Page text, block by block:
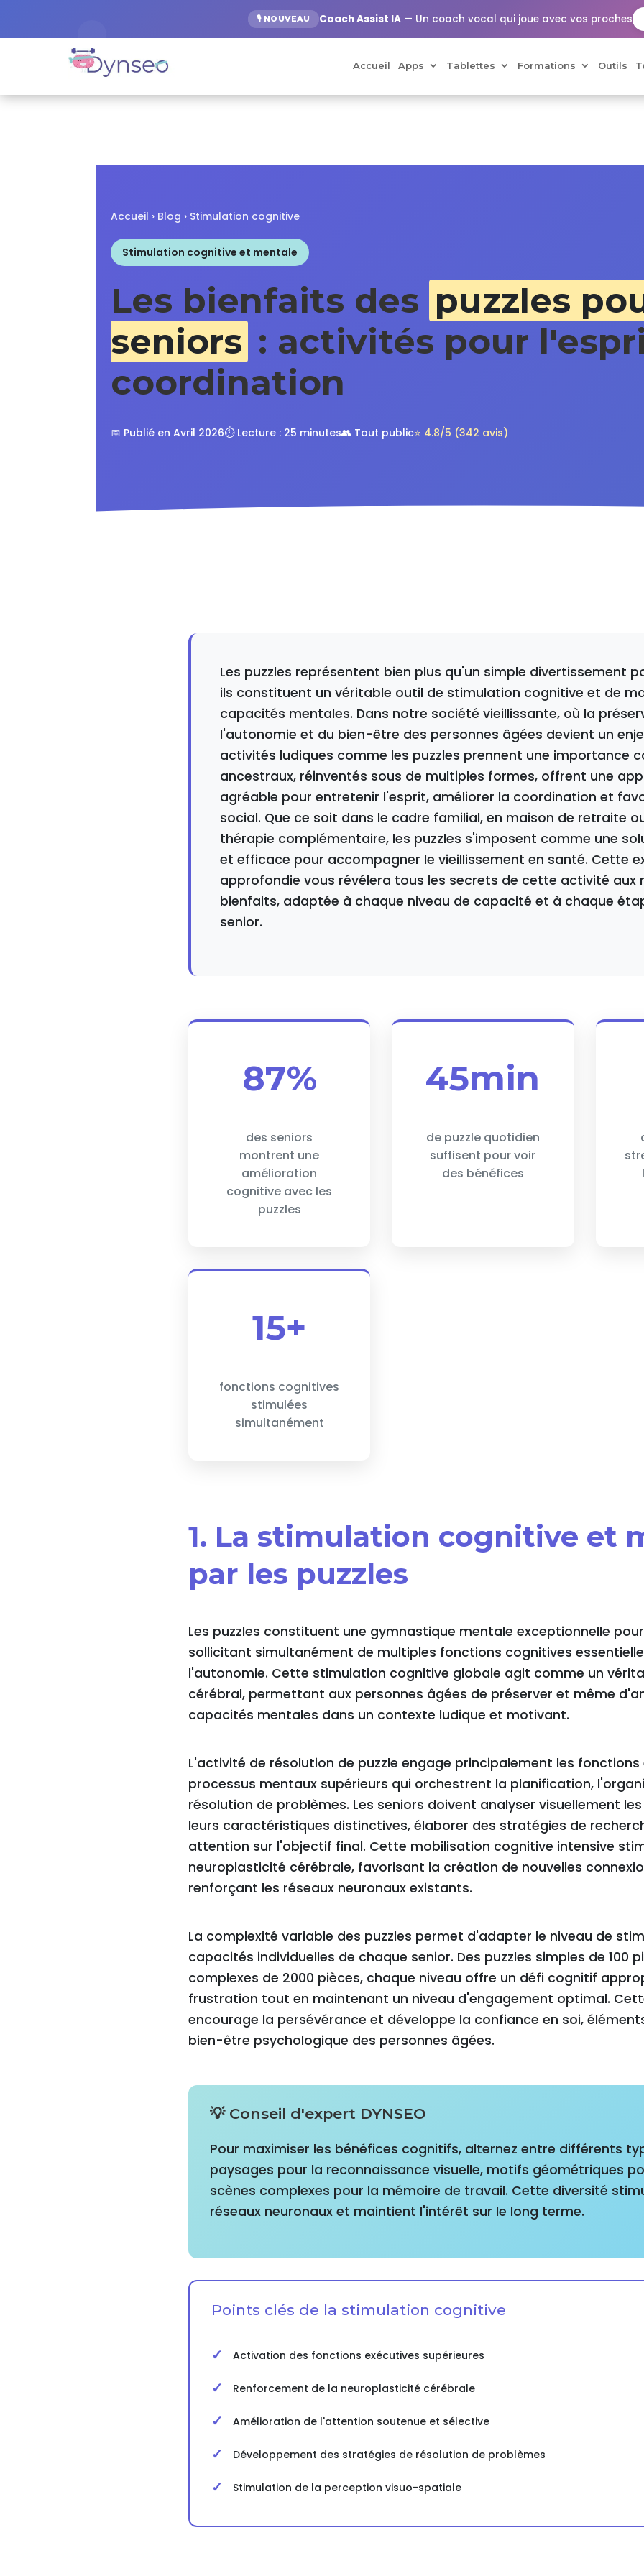
🎙️ NOUVEAU Coach Assist IA— Un coach vocal qui joue avec vos proches
Accueil Apps Tablettes Formations Outils
Accueil › Blog › Stimulation cognitive
Stimulation cognitive et mentale
Les bienfaits des puzzles
seniors : activités pour
coordination
📅 Publié en Avril 2026⏱️ Lecture : 25 minutes👥 Tout public⭐ 4.8/5 (342 avis)
Les puzzles représentent bien plus qu'un simple divertissement
ils constituent un véritable outil de stimulation cognitive et de
capacités mentales. Dans notre société vieillissante, où la
l'autonomie et du bien-être des personnes âgées devient un
activités ludiques comme les puzzles prennent une importance
ancestraux, réinventés sous de multiples formes, offrent une
agréable pour entretenir l'esprit, améliorer la coordination et
social. Que ce soit dans le cadre familial, en maison de retraite
thérapie complémentaire, les puzzles s'imposent comme une
et efficace pour accompagner le vieillissement en santé. Cette
approfondie vous révélera tous les secrets de cette activité aux
bienfaits, adaptée à chaque niveau de capacité et à chaque
senior.
87%
des seniors
montrent une
amélioration
cognitive avec les
puzzles
45min
de puzzle quotidien
suffisent pour voir
des bénéfices
15+
fonctions cognitives
stimulées
simultanément
1. La stimulation cognitive et
par les puzzles
Les puzzles constituent une gymnastique mentale exceptionnelle
sollicitant simultanément de multiples fonctions cognitives
l'autonomie. Cette stimulation cognitive globale agit comme un
cérébral, permettant aux personnes âgées de préserver et même
capacités mentales dans un contexte ludique et motivant.
L'activité de résolution de puzzle engage principalement les fonctions
processus mentaux supérieurs qui orchestrent la planification,
résolution de problèmes. Les seniors doivent analyser visuellement
leurs caractéristiques distinctives, élaborer des stratégies de
attention sur l'objectif final. Cette mobilisation cognitive intensive
neuroplasticité cérébrale, favorisant la création de nouvelles
renforçant les réseaux neuronaux existants.
La complexité variable des puzzles permet d'adapter le niveau de
capacités individuelles de chaque senior. Des puzzles simples de 100
complexes de 2000 pièces, chaque niveau offre un défi cognitif
frustration tout en maintenant un niveau d'engagement optimal.
encourage la persévérance et développe la confiance en soi,
bien-être psychologique des personnes âgées.
💡 Conseil d'expert DYNSEO
Pour maximiser les bénéfices cognitifs, alternez entre différents
paysages pour la reconnaissance visuelle, motifs géométriques
scènes complexes pour la mémoire de travail. Cette diversité
réseaux neuronaux et maintient l'intérêt sur le long terme.
Points clés de la stimulation cognitive
Activation des fonctions exécutives supérieures
Renforcement de la neuroplasticité cérébrale
Amélioration de l'attention soutenue et sélective
Développement des stratégies de résolution de problèmes
Stimulation de la perception visuo-spatiale